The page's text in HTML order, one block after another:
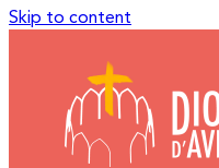
Skip to content